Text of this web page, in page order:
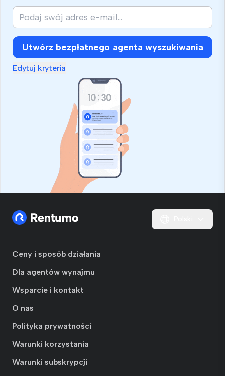
Utwórz bezpłatnego agenta wyszukiwania
Edytuj kryteria
Ceny i sposób działania
Dla agentów wynajmu
Wsparcie i kontakt
O nas
Polityka prywatności
Warunki korzystania
Warunki subskrypcji